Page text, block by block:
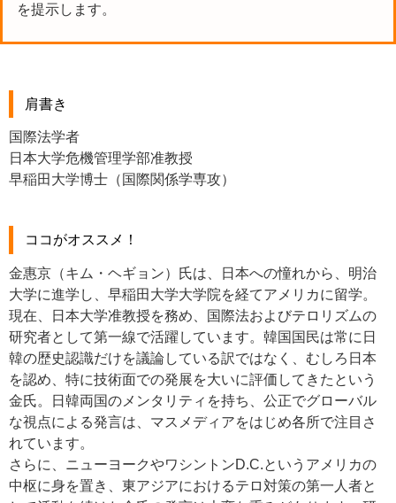
を提示します。
肩書き
国際法学者
日本大学危機管理学部准教授
早稲田大学博士（国際関係学専攻）
ココがオススメ！
金惠京（キム・ヘギョン）氏は、日本への憧れから、明治
大学に進学し、早稲田大学大学院を経てアメリカに留学。
現在、日本大学准教授を務め、国際法およびテロリズムの
研究者として第一線で活躍しています。韓国国民は常に日
韓の歴史認識だけを議論している訳ではなく、むしろ日本
を認め、特に技術面での発展を大いに評価してきたという
金氏。日韓両国のメンタリティを持ち、公正でグローバル
な視点による発言は、マスメディアをはじめ各所で注目さ
れています。
さらに、ニューヨークやワシントンD.C.というアメリカの
中枢に身を置き、東アジアにおけるテロ対策の第一人者と